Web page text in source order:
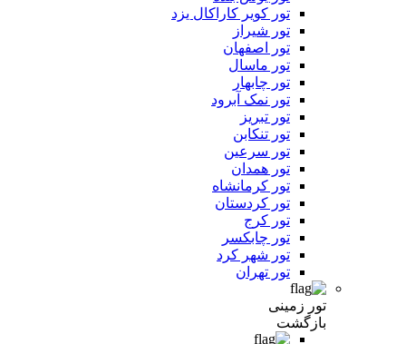
تور کویر کاراکال یزد
تور شیراز
تور اصفهان
تور ماسال
تور چابهار
تور نمک آبرود
تور تبریز
تور تنکابن
تور سرعین
تور همدان
تور کرمانشاه
تور کردستان
تور کرج
تور چابکسر
تور شهر کرد
تور تهران
تور زمینی
بازگشت